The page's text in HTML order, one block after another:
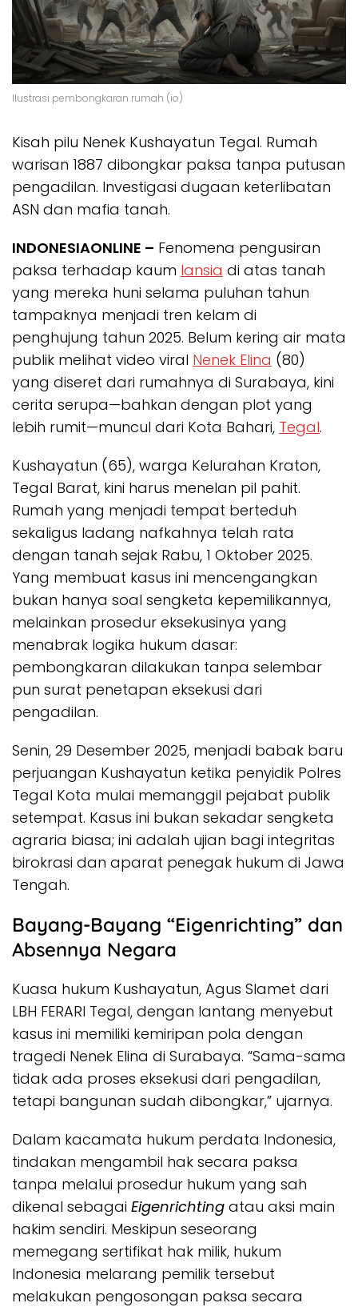
Ilustrasi pembongkaran rumah (io)
Kisah pilu Nenek Kushayatun Tegal. Rumah
warisan 1887 dibongkar paksa tanpa putusan
pengadilan. Investigasi dugaan keterlibatan
ASN dan mafia tanah.
INDONESIAONLINE – Fenomena pengusiran
paksa terhadap kaum lansia di atas tanah
yang mereka huni selama puluhan tahun
tampaknya menjadi tren kelam di
penghujung tahun 2025. Belum kering air mata
publik melihat video viral Nenek Elina (80)
yang diseret dari rumahnya di Surabaya, kini
cerita serupa—bahkan dengan plot yang
lebih rumit—muncul dari Kota Bahari, Tegal.
Kushayatun (65), warga Kelurahan Kraton,
Tegal Barat, kini harus menelan pil pahit.
Rumah yang menjadi tempat berteduh
sekaligus ladang nafkahnya telah rata
dengan tanah sejak Rabu, 1 Oktober 2025.
Yang membuat kasus ini mencengangkan
bukan hanya soal sengketa kepemilikannya,
melainkan prosedur eksekusinya yang
menabrak logika hukum dasar:
pembongkaran dilakukan tanpa selembar
pun surat penetapan eksekusi dari
pengadilan.
Senin, 29 Desember 2025, menjadi babak baru
perjuangan Kushayatun ketika penyidik Polres
Tegal Kota mulai memanggil pejabat publik
setempat. Kasus ini bukan sekadar sengketa
agraria biasa; ini adalah ujian bagi integritas
birokrasi dan aparat penegak hukum di Jawa
Tengah.
Bayang-Bayang “Eigenrichting” dan
Absennya Negara
Kuasa hukum Kushayatun, Agus Slamet dari
LBH FERARI Tegal, dengan lantang menyebut
kasus ini memiliki kemiripan pola dengan
tragedi Nenek Elina di Surabaya. “Sama-sama
tidak ada proses eksekusi dari pengadilan,
tetapi bangunan sudah dibongkar,” ujarnya.
Dalam kacamata hukum perdata Indonesia,
tindakan mengambil hak secara paksa
tanpa melalui prosedur hukum yang sah
dikenal sebagai Eigenrichting atau aksi main
hakim sendiri. Meskipun seseorang
memegang sertifikat hak milik, hukum
Indonesia melarang pemilik tersebut
melakukan pengosongan paksa secara